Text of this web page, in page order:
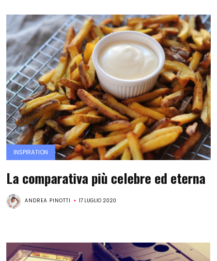
INSPIRATION
La comparativa più celebre ed eterna
ANDREA PINOTTI 17 LUGLIO 2020